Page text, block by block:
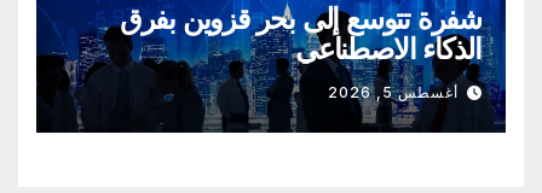
شفرة تتوسع إلى بحر قزوين بفرق
الذكاء الاصطناعي
أغسطس 5, 2026